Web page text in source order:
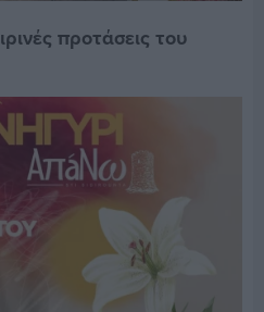
προτάσεις του